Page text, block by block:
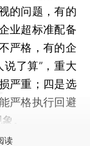
的问题，有的
业超标准配备
严格，有的企
了算”，重大
严重；四是选
严格执行回避
。
读